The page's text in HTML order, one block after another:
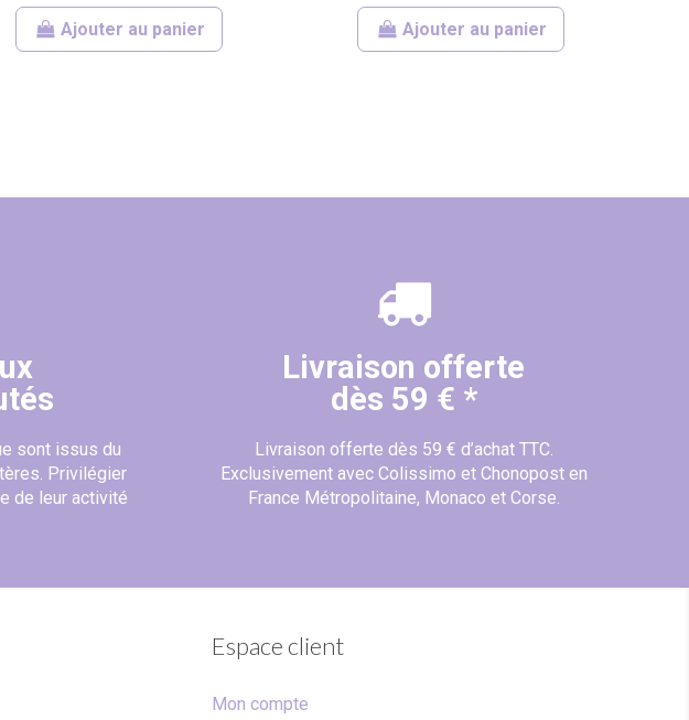
Ajouter au panier Ajouter au panier
sont issus du
Privilégier
de leur activité
Livraison offerte
dès 59 € *
Livraison offerte dès 59 € d’achat TTC.
Exclusivement avec Colissimo et Chonopost en
France Métropolitaine, Monaco et Corse.
Espace client
Mon compte